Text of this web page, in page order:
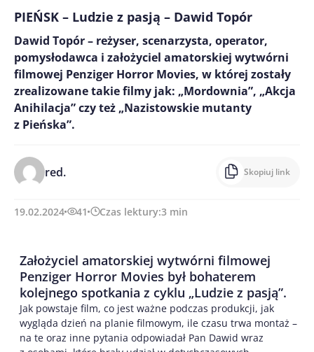
PIEŃSK – Ludzie z pasją – Dawid Topór
Dawid Topór – reżyser, scenarzysta, operator,
pomysłodawca i założyciel amatorskiej wytwórni
filmowej Penziger Horror Movies, w której zostały
zrealizowane takie filmy jak: „Mordownia”, „Akcja
Anihilacja” czy też „Nazistowskie mutanty
z Pieńska”.
red. Skopiuj link
19.02.2024 41 Czas lektury:3 min
Założyciel amatorskiej wytwórni filmowej
Penziger Horror Movies był bohaterem
kolejnego spotkania z cyklu „Ludzie z pasją”.
Jak powstaje film, co jest ważne podczas produkcji, jak
wygląda dzień na planie filmowym, ile czasu trwa montaż –
na te oraz inne pytania odpowiadał Pan Dawid wraz